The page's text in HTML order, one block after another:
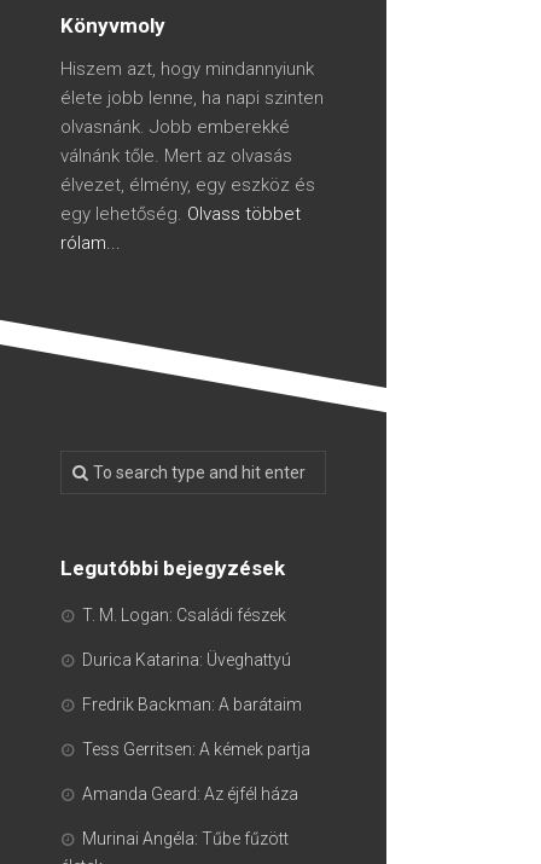
Könyvmoly
Hiszem azt, hogy mindannyiunk
élete jobb lenne, ha napi szinten
olvasnánk. Jobb emberekké
válnánk tőle. Mert az olvasás
élvezet, élmény, egy eszköz és
egy lehetőség. Olvass többet
rólam...
Legutóbbi bejegyzések
T. M. Logan: Családi fészek
Durica Katarina: Üveghattyú
Fredrik Backman: A barátaim
Tess Gerritsen: A kémek partja
Amanda Geard: Az éjfél háza
Murinai Angéla: Tűbe fűzött